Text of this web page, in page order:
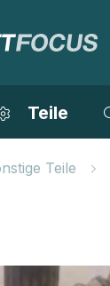
Teile
Teile